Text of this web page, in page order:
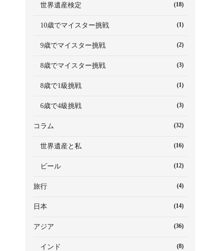
世界遺産検定 (18)
10歳でマイスター挑戦 (1)
9歳でマイスター挑戦 (2)
8歳でマイスター挑戦 (3)
8歳で1級挑戦 (1)
6歳で4級挑戦 (3)
コラム (32)
世界遺産と私 (16)
ビール (12)
旅行 (4)
日本 (14)
アジア (36)
インド (8)